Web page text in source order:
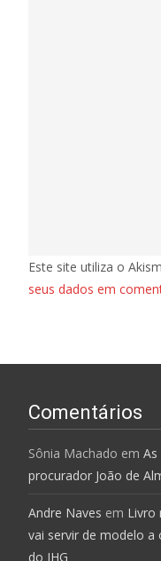
Este site utiliza o
seus dados em
Comentários
Sônia Machado em
procurador João de
Andre Naves em Livro
vai servir de modelo a
do IHG